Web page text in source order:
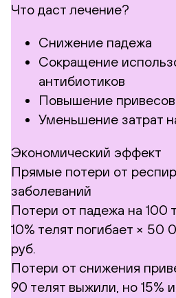
Что даст лечение?
Снижение падежа
Сокращение
антибиотиков
Повышение
Уменьшение затрат
Экономический эффект
Прямые потери от
заболеваний
Потери от падежа на 100
10% телят погибает ×
руб.
Потери от снижения
90 телят выжили, но 15%